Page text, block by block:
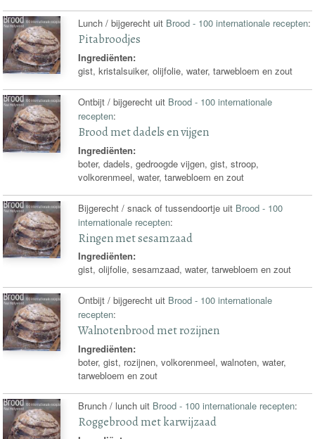
Lunch / bijgerecht uit Brood - 100 internationale recepten:
Pitabroodjes
Ingrediënten:
gist, kristalsuiker, olijfolie, water, tarwebloem en zout
Ontbijt / bijgerecht uit Brood - 100 internationale
recepten:
Brood met dadels en vijgen
Ingrediënten:
boter, dadels, gedroogde vijgen, gist, stroop,
volkorenmeel, water, tarwebloem en zout
Bijgerecht / snack of tussendoortje uit Brood - 100
internationale recepten:
Ringen met sesamzaad
Ingrediënten:
gist, olijfolie, sesamzaad, water, tarwebloem en zout
Ontbijt / bijgerecht uit Brood - 100 internationale
recepten:
Walnotenbrood met rozijnen
Ingrediënten:
boter, gist, rozijnen, volkorenmeel, walnoten, water,
tarwebloem en zout
Brunch / lunch uit Brood - 100 internationale recepten:
Roggebrood met karwijzaad